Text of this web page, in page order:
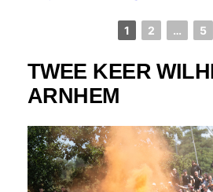
1 2 … 5
TWEE KEER
ARNHEM